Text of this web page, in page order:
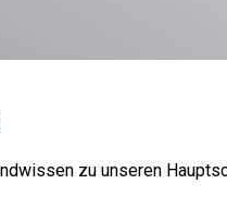
zu unseren